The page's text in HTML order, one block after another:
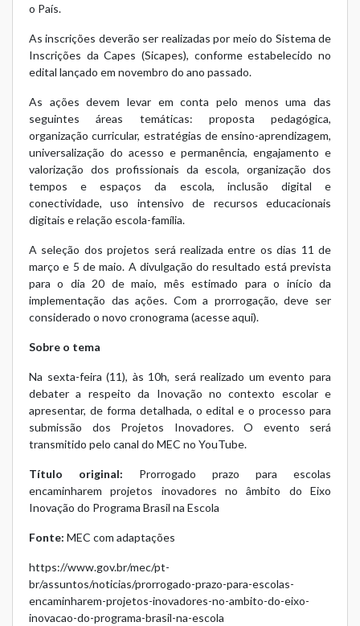
o País.
As inscrições deverão ser realizadas por meio do Sistema de
Inscrições da Capes (Sicapes), conforme estabelecido no
edital lançado em novembro do ano passado.
As ações devem levar em conta pelo menos uma das
seguintes áreas temáticas: proposta pedagógica,
organização curricular, estratégias de ensino-aprendizagem,
universalização do acesso e permanência, engajamento e
valorização dos profissionais da escola, organização dos
tempos e espaços da escola, inclusão digital e
conectividade, uso intensivo de recursos educacionais
digitais e relação escola-família.
A seleção dos projetos será realizada entre os dias 11 de
março e 5 de maio. A divulgação do resultado está prevista
para o dia 20 de maio, mês estimado para o início da
implementação das ações. Com a prorrogação, deve ser
considerado o novo cronograma (acesse aqui).
Sobre o tema
Na sexta-feira (11), às 10h, será realizado um evento para
debater a respeito da Inovação no contexto escolar e
apresentar, de forma detalhada, o edital e o processo para
submissão dos Projetos Inovadores. O evento será
transmitido pelo canal do MEC no YouTube.
Título original: Prorrogado prazo para escolas
encaminharem projetos inovadores no âmbito do Eixo
Inovação do Programa Brasil na Escola
Fonte: MEC com adaptações
https://www.gov.br/mec/pt-
br/assuntos/noticias/prorrogado-prazo-para-escolas-
encaminharem-projetos-inovadores-no-ambito-do-eixo-
inovacao-do-programa-brasil-na-escola